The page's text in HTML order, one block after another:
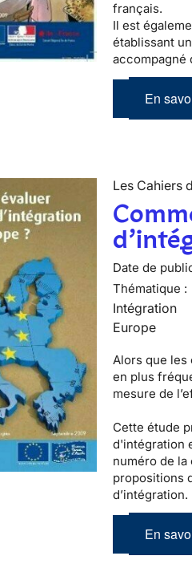
français.
Il est
établissant
accompagné
En
Les Cahiers
Date de
Thématique :
Intégration
Europe
Alors que les
en plus
mesure de
Cette étude
d'intégration
numéro de
propositions
d’intégration.
En